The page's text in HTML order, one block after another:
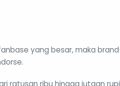
yang besar, maka
ratusan ribu hingga jutaan